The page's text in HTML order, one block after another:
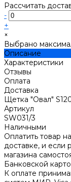
Рассчитать
-
+
×
Выбрано
Описание
Характеристики
Отзывы
Оплата
Доставка
Щетка "Овал"
Артикул
SW031/3
Наличными
Оплатить товар
доставке, и если
магазина
Банковской
К оплате